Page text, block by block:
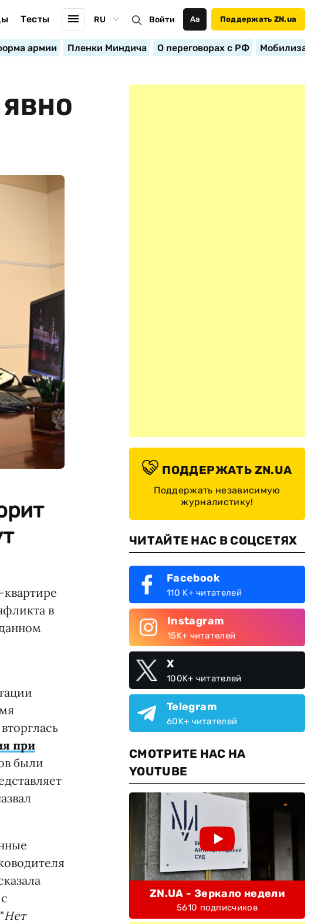
Тесты RU Войти Аа Поддержать ZN.ua
армии Пленки Миндича О переговорах с РФ
в
при
были
с
Нет
ПОДДЕРЖАТЬ ZN.UA
Поддержать независимую
журналистику!
ЧИТАЙТЕ НАС В СОЦСЕТЯХ
Facebook
110 K+ читателей
Instagram
15K+ читателей
X
100K+ читателей
Telegram
60K+ читателей
СМОТРИТЕ НАС НА
YOUTUBE
ZN.UA - Зеркало недели
5610 подписчиков